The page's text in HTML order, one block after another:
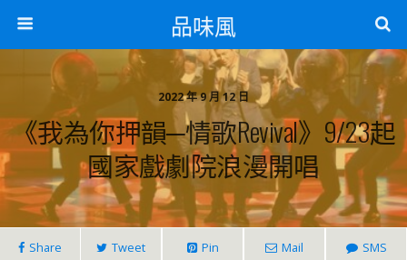
品味風
2022 年 9 月 12 日
《我為你押韻─情歌Revival》9/23起
國家戲劇院浪漫開唱
Share Tweet Pin Mail SMS